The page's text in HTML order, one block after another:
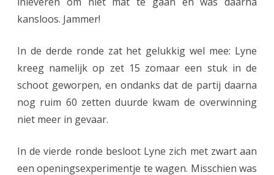
v
o
r
L
e
kansloos. Jammer!
In de derde ronde zat het gelukkig wel mee: Lyne
kreeg namelijk op zet 15 zomaar een stuk in de
schoot geworpen, en ondanks dat de partij daarna
nog ruim 60 zetten duurde kwam de overwinning
niet meer in gevaar.
In de vierde ronde besloot Lyne zich met zwart aan
een openingsexperimentje te wagen. Misschien was